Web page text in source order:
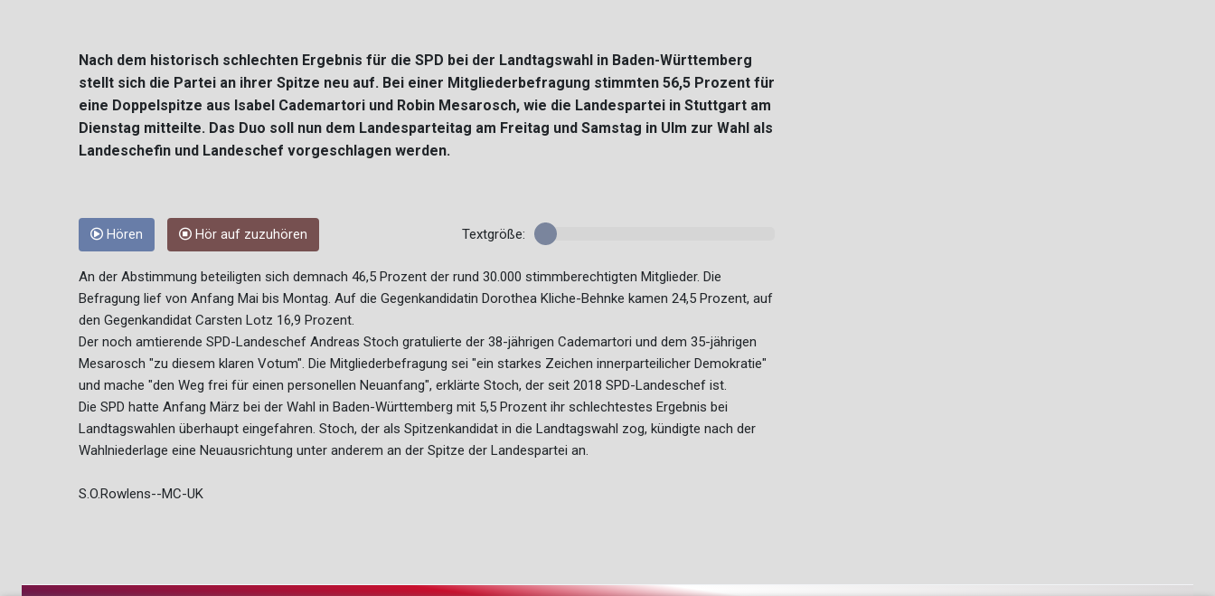
Nach dem historisch schlechten Ergebnis für die SPD bei der Landtagswahl in Baden-Württemberg
stellt sich die Partei an ihrer Spitze neu auf. Bei einer Mitgliederbefragung stimmten 56,5 Prozent für
eine Doppelspitze aus Isabel Cademartori und Robin Mesarosch, wie die Landespartei in Stuttgart am
Dienstag mitteilte. Das Duo soll nun dem Landesparteitag am Freitag und Samstag in Ulm zur Wahl als
Landeschefin und Landeschef vorgeschlagen werden.
Hören Hör auf zuzuhören Textgröße:
An der Abstimmung beteiligten sich demnach 46,5 Prozent der rund 30.000 stimmberechtigten Mitglieder. Die
Befragung lief von Anfang Mai bis Montag. Auf die Gegenkandidatin Dorothea Kliche-Behnke kamen 24,5 Prozent, auf
den Gegenkandidat Carsten Lotz 16,9 Prozent.
Der noch amtierende SPD-Landeschef Andreas Stoch gratulierte der 38-jährigen Cademartori und dem 35-jährigen
Mesarosch "zu diesem klaren Votum". Die Mitgliederbefragung sei "ein starkes Zeichen innerparteilicher Demokratie"
und mache "den Weg frei für einen personellen Neuanfang", erklärte Stoch, der seit 2018 SPD-Landeschef ist.
Die SPD hatte Anfang März bei der Wahl in Baden-Württemberg mit 5,5 Prozent ihr schlechtestes Ergebnis bei
Landtagswahlen überhaupt eingefahren. Stoch, der als Spitzenkandidat in die Landtagswahl zog, kündigte nach der
Wahlniederlage eine Neuausrichtung unter anderem an der Spitze der Landespartei an.
S.O.Rowlens--MC-UK